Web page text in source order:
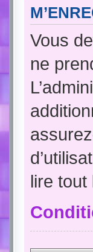
Vous
ne
lire tout